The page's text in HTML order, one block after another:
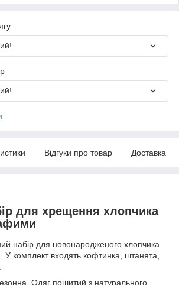
Відгуки про товар Доставка
для хрещення хлопчика
набір для новонародженого хлопчика
комплект входять кофтинка, штанята,
Одяг пошитий з натурального